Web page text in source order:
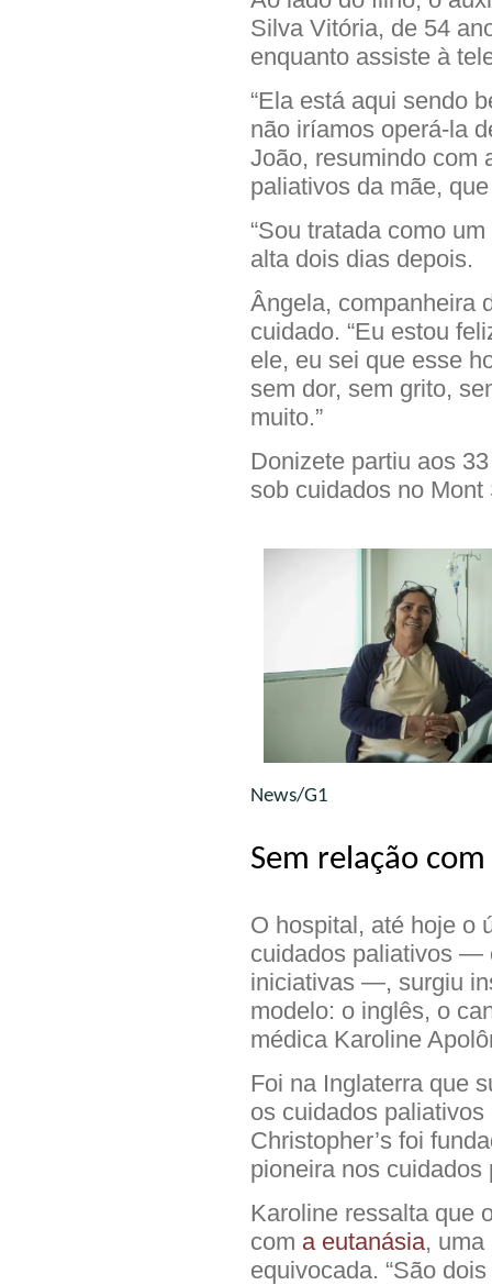
Silva Vitória, de 54
enquanto assiste à
“Ela está aqui sendo
não iríamos operá-la
João, resumindo com
paliativos da mãe,
“Sou tratada como
alta dois dias depois.
Ângela, companheira
cuidado. “Eu estou
ele, eu sei que esse
sem dor, sem grito,
muito.”
Donizete partiu aos
sob cuidados no Mont
News/G1
Sem relação
O hospital, até hoje o
cuidados paliativos —
iniciativas —, surgiu
modelo: o inglês, o
médica Karoline
Foi na Inglaterra que
os cuidados
Christopher’s foi
pioneira nos cuidados
Karoline ressalta que
com a eutanásia,
equivocada. “São